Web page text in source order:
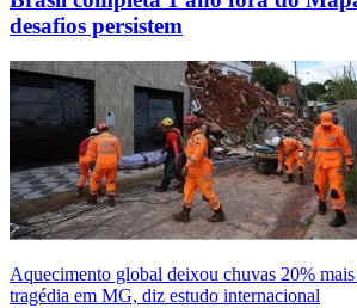
desafios persistem
Aquecimento global deixou chuvas 20%
tragédia em MG, diz estudo internacional